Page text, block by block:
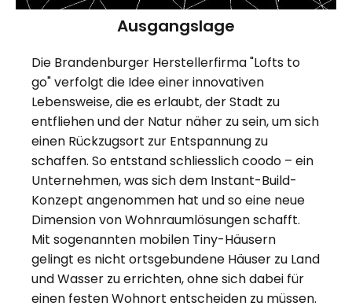
Ausgangslage
Die Brandenburger Herstellerfirma "Lofts to
go" verfolgt die Idee einer innovativen
Lebensweise, die es erlaubt, der Stadt zu
entfliehen und der Natur näher zu sein, um sich
einen Rückzugsort zur Entspannung zu
schaffen. So entstand schliesslich coodo – ein
Unternehmen, was sich dem Instant-Build-
Konzept angenommen hat und so eine neue
Dimension von Wohnraumlösungen schafft.
Mit sogenannten mobilen Tiny-Häusern
gelingt es nicht ortsgebundene Häuser zu Land
und Wasser zu errichten, ohne sich dabei für
einen festen Wohnort entscheiden zu müssen.